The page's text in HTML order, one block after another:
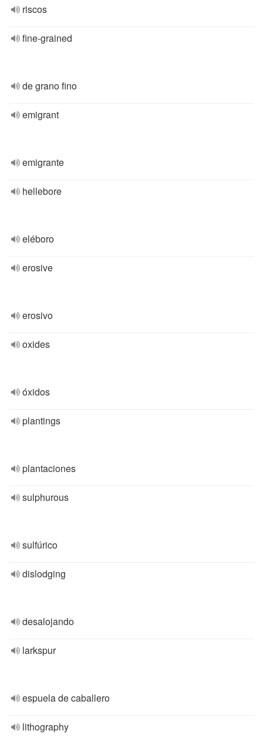
riscos
fine-grained
de grano fino
emigrant
emigrante
hellebore
eléboro
erosive
erosivo
oxides
óxidos
plantings
plantaciones
sulphurous
sulfúrico
dislodging
desalojando
larkspur
espuela de caballero
lithography